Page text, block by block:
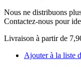
Nous ne distribuons
Contactez-nous pour
Livraison à partir de
Ajouter à la liste